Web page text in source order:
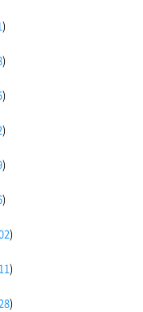
)
)
)
)
)
)
)
)
)